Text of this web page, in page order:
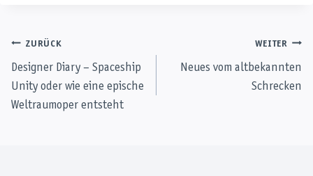
Beitragsnavigation
ZURÜCK
Designer Diary – Spaceship
Unity oder wie eine epische
Weltraumoper entsteht
WEITER
Neues vom altbekannten
Schrecken